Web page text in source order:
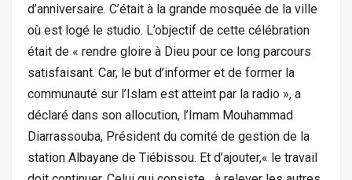
d’anniversaire. C’était à la grande mosquée de la ville
où est logé le studio. L’objectif de cette célébration
était de « rendre gloire à Dieu pour ce long parcours
satisfaisant. Car, le but d’informer et de former la
communauté sur l’Islam est atteint par la radio », a
déclaré dans son allocution, l’Imam Mouhammad
Diarrassouba, Président du comité de gestion de la
station Albayane de Tiébissou. Et d’ajouter,« le travail